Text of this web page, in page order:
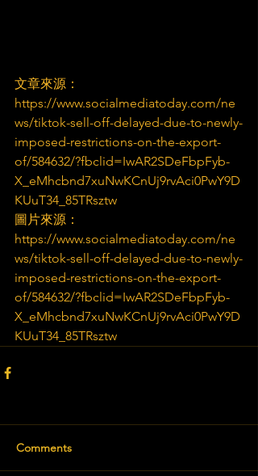
文章來源：
https://www.socialmediatoday.com/ne
ws/tiktok-sell-off-delayed-due-to-newly-
imposed-restrictions-on-the-export-
of/584632/?fbclid=IwAR2SDeFbpFyb-
X_eMhcbnd7xuNwKCnUj9rvAci0PwY9D
KUuT34_85TRsztw
圖片來源：
https://www.socialmediatoday.com/ne
ws/tiktok-sell-off-delayed-due-to-newly-
imposed-restrictions-on-the-export-
of/584632/?fbclid=IwAR2SDeFbpFyb-
X_eMhcbnd7xuNwKCnUj9rvAci0PwY9D
KUuT34_85TRsztw
Comments